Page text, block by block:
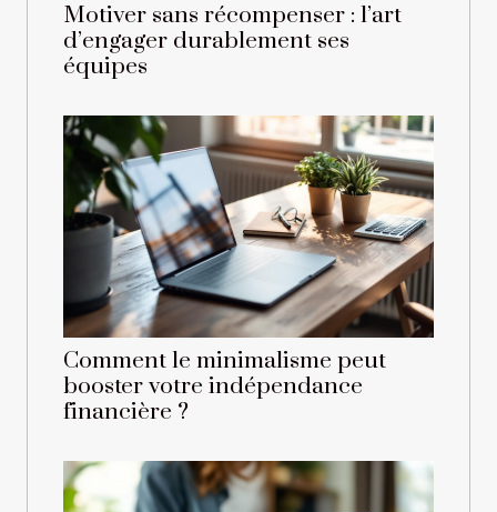
Motiver sans récompenser : l’art
d’engager durablement ses
équipes
Comment le minimalisme peut
booster votre indépendance
financière ?